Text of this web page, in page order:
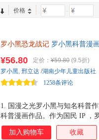
价格 -
罗小黑恐龙战记 罗小黑科普漫
品。与知名恐龙专家邢立达强
硬核知识点。搭配化石实景指
启史前冒险之旅吧。
1. 国漫之光罗小黑与知名科普
科普漫画作品。作为国民 IP ，
动画于 2011 年开始播放， B
获超 3.15 亿票房，同名漫画书
¥56.80 定价： ¥59.80 (9.5折)
1258条评论
罗小黑, 邢立达 /湖南少年儿童出版社
加入购物车 收藏